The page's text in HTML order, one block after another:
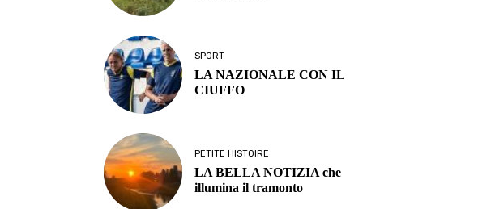
SPORT
LA NAZIONALE CON IL
CIUFFO
PETITE HISTOIRE
LA BELLA NOTIZIA che
illumina il tramonto